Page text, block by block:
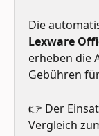
Die
Lexware
erheben die
Gebühren
👉 Der
Vergleich